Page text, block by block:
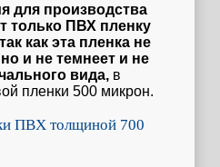
для производства
только ПВХ пленку
как эта пленка не
и не темнеет и не
вида, в
пленки 500 микрон.
ПВХ толщиной 700